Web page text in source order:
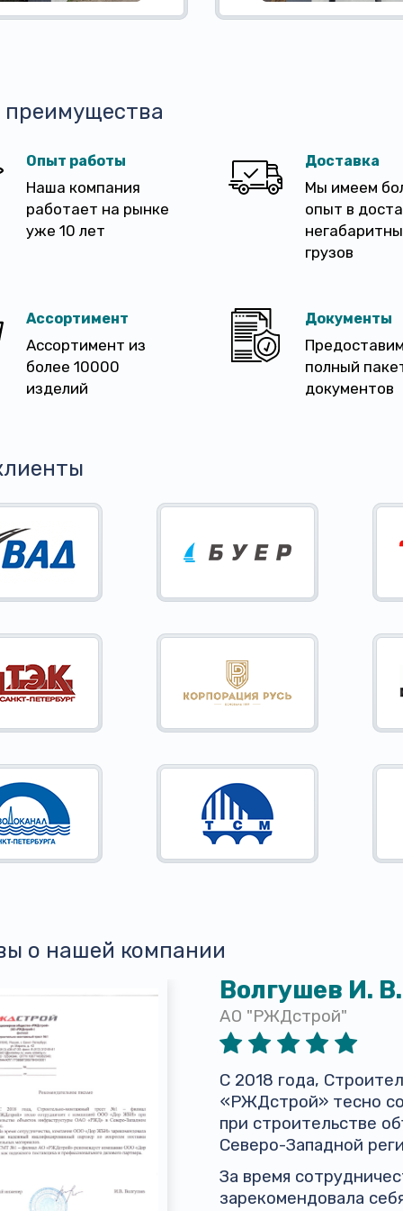
Опыт работы
Наша компания
работает на рынке
уже 10 лет
Доставка
Мы имеем
опыт в
грузов
Ассортимент
Ассортимент из
более 10000
изделий
Документы
Предоставим
полный
документов
о нашей компании
Волгушев И. В.
АО "РЖДстрой"
С 2018 года,
«РЖДстрой» тесно
при строительстве
Северо-Западной
За время
зарекомендовала